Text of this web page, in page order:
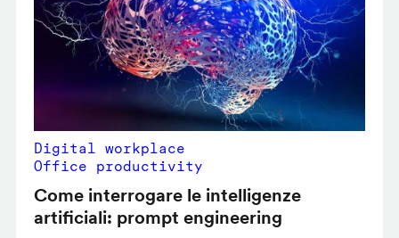
Digital workplace
Office productivity
Come interrogare le intelligenze
artificiali: prompt engineering